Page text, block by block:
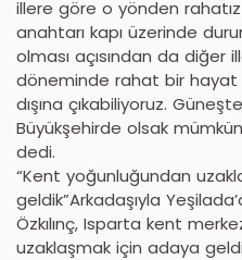
illere göre o yönden
anahtarı kapı üzerinde
olması açısından da
döneminde rahat bir hayat
dışına çıkabiliyoruz.
Büyükşehirde olsak
dedi.
“Kent yoğunluğundan
geldik”Arkadaşıyla
Özkılınç, Isparta kent
uzaklaşmak için adaya